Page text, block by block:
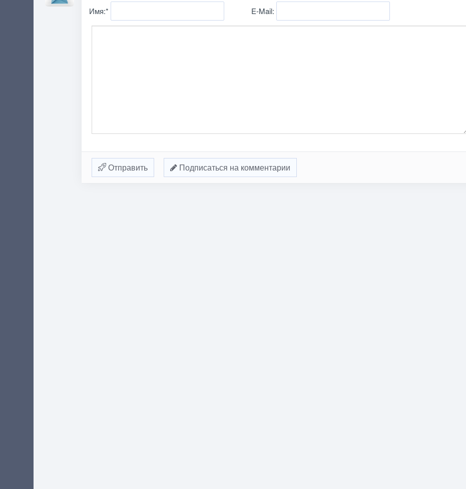
Имя:* E-Mail:
Отправить Подписаться на комментарии